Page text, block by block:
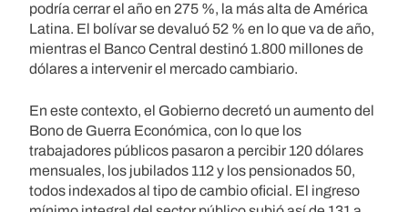
podría cerrar el año en 275 %, la más alta de América
Latina. El bolívar se devaluó 52 % en lo que va de año,
mientras el Banco Central destinó 1.800 millones de
dólares a intervenir el mercado cambiario.
En este contexto, el Gobierno decretó un aumento del
Bono de Guerra Económica, con lo que los
trabajadores públicos pasaron a percibir 120 dólares
mensuales, los jubilados 112 y los pensionados 50,
todos indexados al tipo de cambio oficial. El ingreso